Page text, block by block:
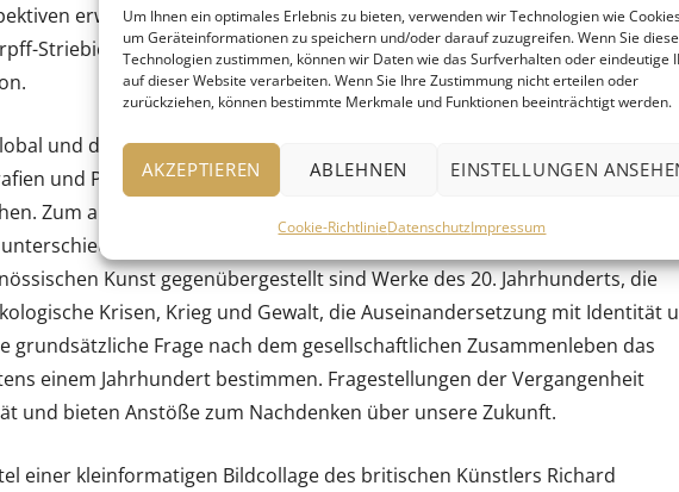
Um Ihnen ein optimales Erlebnis zu bieten, verwenden wir Technologien wie
um Geräteinformationen zu speichern und/oder darauf zuzugreifen. Wenn Sie
Technologien zustimmen, können wir Daten wie das Surfverhalten oder eindeutige
auf dieser Website verarbeiten. Wenn Sie Ihre Zustimmung nicht erteilen oder
zurückziehen, können bestimmte Merkmale und Funktionen beeinträchtigt werden.
AKZEPTIEREN ABLEHNEN EINSTELLUNGEN
Cookie-RichtlinieDatenschutzImpressum
erweitern. Neben Werken der Staatsgalerie ergänzen ausgewählte
Striebich, der Mercedes-Benz Art Collection und der Sammlung
und diskursiv. Dies zeigt sich zum einen in der Vielzahl der Medien:
und Papierarbeiten sind großformatige Videoarbeiten und
Zum anderen zeigt es sich in der Vielfalt der Perspektiven der
Erfahrungen und Lebenswelten in ihre Werke einfließen
Kunst gegenübergestellt sind Werke des 20. Jahrhunderts, die
Krisen, Krieg und Gewalt, die Auseinandersetzung mit Identität
grundsätzliche Frage nach dem gesellschaftlichen Zusammenleben das
einem Jahrhundert bestimmen. Fragestellungen der Vergangenheit
und bieten Anstöße zum Nachdenken über unsere Zukunft.
einer kleinformatigen Bildcollage des britischen Künstlers Richard